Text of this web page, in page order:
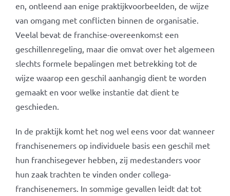
en, ontleend aan enige praktijkvoorbeelden, de wijze
van omgang met conflicten binnen de organisatie.
Veelal bevat de franchise-overeenkomst een
geschillenregeling, maar die omvat over het algemeen
slechts formele bepalingen met betrekking tot de
wijze waarop een geschil aanhangig dient te worden
gemaakt en voor welke instantie dat dient te
geschieden.
In de praktijk komt het nog wel eens voor dat wanneer
franchisenemers op individuele basis een geschil met
hun franchisegever hebben, zij medestanders voor
hun zaak trachten te vinden onder collega-
franchisenemers. In sommige gevallen leidt dat tot